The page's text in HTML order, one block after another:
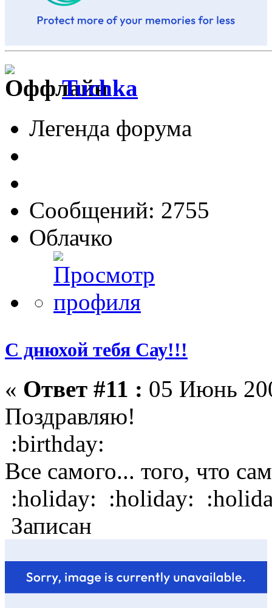
Tuchka
Легенда форума
Сообщений: 2755
Облачко
С днюхой тебя Сау!!!
« Ответ #11 : 05 Июнь
Поздравляю!
:birthday:
Все самого... того, что
:holiday: :holiday:
Записан